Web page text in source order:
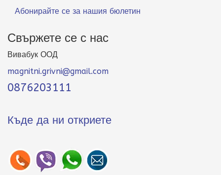
Абонирайте се за нашия бюлетин
Свържете се с нас
Вивабук ООД
magnitni.grivni@gmail.com
0876203111
Къде да ни откриете